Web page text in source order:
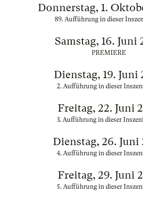
Donnerstag, 1.
89. Aufführung in dieser
Samstag, 16. Juni
PREMIERE
Dienstag, 19. Juni
2. Aufführung in dieser
Freitag, 22. Juni
3. Aufführung in dieser
Dienstag, 26. Juni
4. Aufführung in dieser
Freitag, 29. Juni
5. Aufführung in dieser